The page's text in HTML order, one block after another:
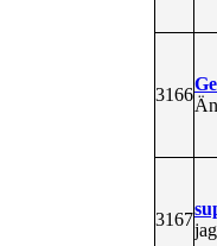
3166
3167